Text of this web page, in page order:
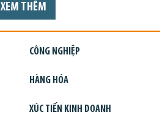
XEM THÊM
CÔNG NGHIỆP
HÀNG HÓA
XÚC TIẾN KINH DOANH